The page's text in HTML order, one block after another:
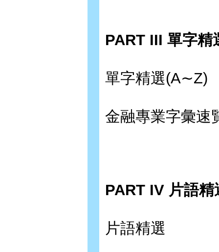
PART III 單字
單字精選(A∼Z)
金融專業字彙速
PART IV 片語精
片語精選